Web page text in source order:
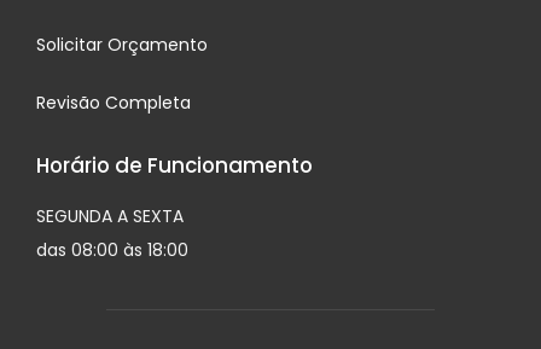
Solicitar Orçamento
Revisão Completa
Horário de Funcionamento
SEGUNDA A SEXTA
das 08:00 às 18:00